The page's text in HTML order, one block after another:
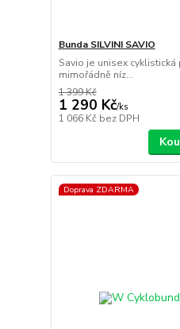
Bunda SILVINI SAVIO
Savio je unisex cyklistická
mimořádně níz...
1 399 Kč
1 290 Kč/ks
1 066 Kč bez DPH
Doprava ZDARMA